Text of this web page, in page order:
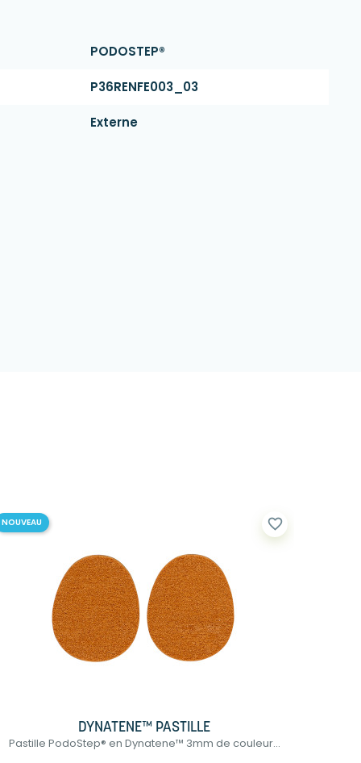
PODOSTEP®
P36RENFE003_03
Externe
DYNATENE™ PASTILLE
Pastille PodoStep® en Dynatene™ 3mm de couleur...
favorite_border
NOUVEAU